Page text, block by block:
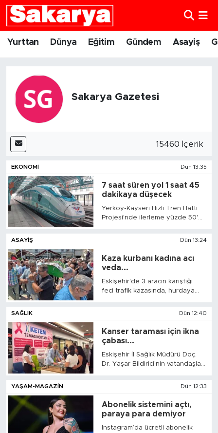
Yurttan Dünya Eğitim Gündem Asayiş
Sakarya Gazetesi
15460 İçerik
EKONOMI Dün 13:35
7 saat süren yol 1 saat 45
dakikaya düşecek
Yerköy-Kayseri Hızlı Tren Hattı
Projesi'nde ilerleme yüzde 50'yi
ile 7 saat süren Ankara-Kayseri
yolculuğunun 1 saat 45 dakikaya
ASAYIŞ Dün 13:24
Kaza kurbanı kadına acı
veda...
Eskişehir'de 3 aracın karıştığı
feci trafik kazasında, hurdaya
yolculuğuna uğurlandı.
SAĞLIK Dün 12:40
Kanser taraması için ikna
çabası...
Eskişehir İl Sağlık Müdürü Doç.
Dr. Yaşar Bildirici'nin vatandaşları
Amerika Birleşik Devletleri'nde
(ABD) yaşayan Burcu Güleryüz,
"Orada tanı sistemi, radyoloji
sistemine ve doktorlara ulaşım
YAŞAM-MAGAZIN Dün 12:33
Abonelik sistemini açtı,
paraya para demiyor
Instagram’da ücretli abonelik
Yurttan
Gündem
Eskişehirspor
Sağlık
Kültür Sanat
Tarihçe
Resmi İlanlar
Söyleşi
Foto Şaka
Teknoloji
Politika
Eskişehir Nöbetçi Eczaneler
Eskişehir Namaz Vakitleri
Eskişehir Trafik Yoğunluk Haritası
Süper Lig Puan Durumu ve Fikstür
Son Dakika Haberleri
Haber Arşivi